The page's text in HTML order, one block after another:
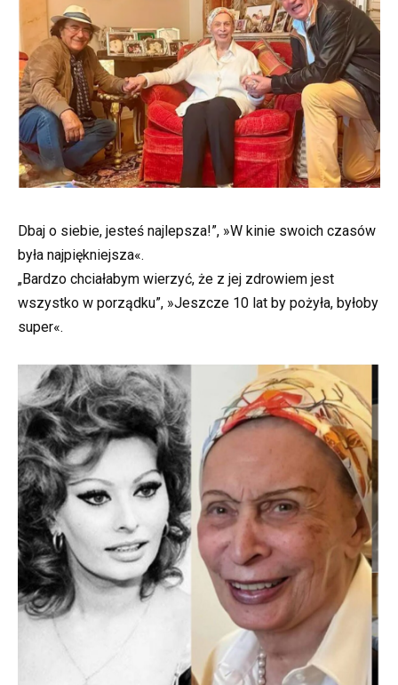
Dbaj o siebie, jesteś najlepsza!”, »W kinie swoich czasów
była najpiękniejsza«.
„Bardzo chciałabym wierzyć, że z jej zdrowiem jest
wszystko w porządku”, »Jeszcze 10 lat by pożyła, byłoby
super«.